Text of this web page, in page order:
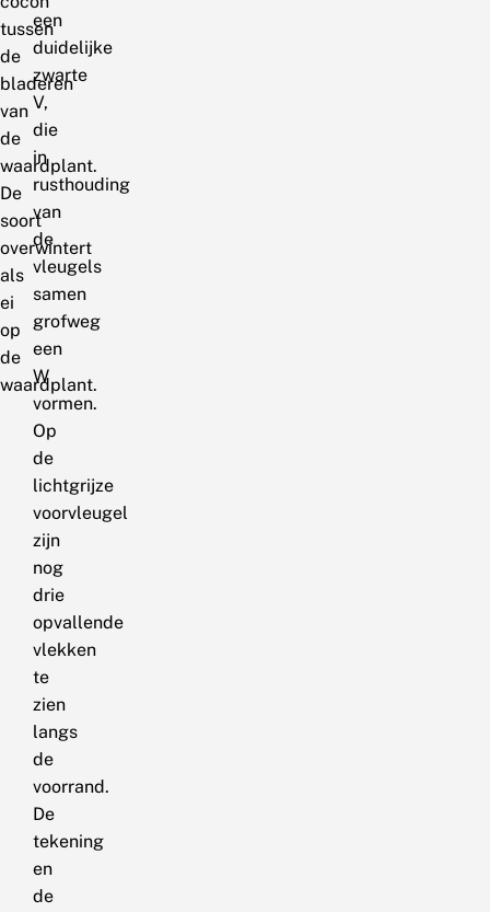
tussen
de
bladeren
van
de
waardplant.
De
soort
overwintert
als
ei
op
de
waardplant.
een
duidelijke
zwarte
V,
die
in
rusthouding
van
de
vleugels
samen
grofweg
een
W
vormen.
Op
de
lichtgrijze
voorvleugel
zijn
nog
drie
opvallende
vlekken
te
zien
langs
de
voorrand.
De
tekening
en
de